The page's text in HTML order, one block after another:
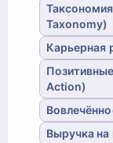
Taxonomy)
Карьерная
Action)
Выручка